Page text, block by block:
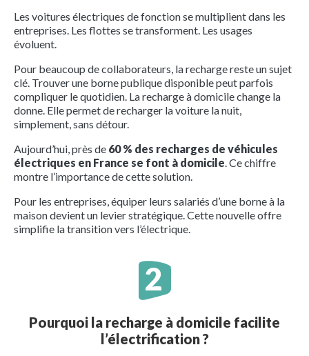
Les voitures électriques de fonction se multiplient dans les
entreprises. Les flottes se transforment. Les usages
évoluent.
Pour beaucoup de collaborateurs, la recharge reste un sujet
clé. Trouver une borne publique disponible peut parfois
compliquer le quotidien. La recharge à domicile change la
donne. Elle permet de recharger la voiture la nuit,
simplement, sans détour.
Aujourd’hui, près de 60 % des recharges de véhicules
électriques en France se font à domicile . Ce chiffre
montre l’importance de cette solution.
Pour les entreprises, équiper leurs salariés d’une borne à la
maison devient un levier stratégique. Cette nouvelle offre
simplifie la transition vers l’électrique.
Pourquoi la recharge à domicile facilite
l’électrification ?